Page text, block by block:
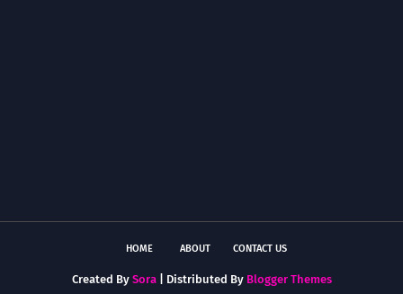
HOME ABOUT CONTACT US
Created By Sora| Distributed By Blogger Themes